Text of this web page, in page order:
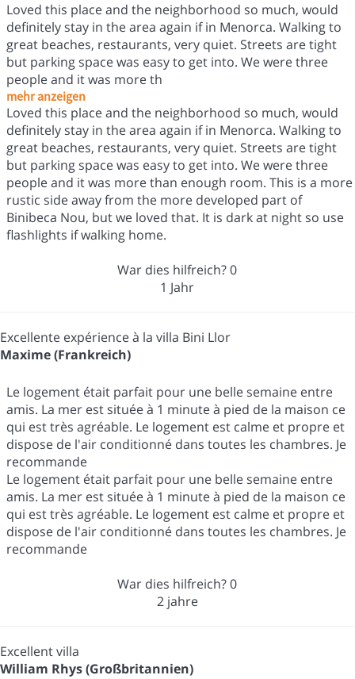
Loved this place and the neighborhood so much, would
definitely stay in the area again if in Menorca. Walking to
great beaches, restaurants, very quiet. Streets are tight
but parking space was easy to get into. We were three
people and it was more th
mehr anzeigen
Loved this place and the neighborhood so much, would
definitely stay in the area again if in Menorca. Walking to
great beaches, restaurants, very quiet. Streets are tight
but parking space was easy to get into. We were three
people and it was more than enough room. This is a more
rustic side away from the more developed part of
Binibeca Nou, but we loved that. It is dark at night so use
flashlights if walking home.
War dies hilfreich?0
1 Jahr
Excellente expérience à la villa Bini Llor
Maxime (Frankreich)
Le logement était parfait pour une belle semaine entre
amis. La mer est située à 1 minute à pied de la maison ce
qui est très agréable. Le logement est calme et propre et
dispose de l'air conditionné dans toutes les chambres. Je
recommande
Le logement était parfait pour une belle semaine entre
amis. La mer est située à 1 minute à pied de la maison ce
qui est très agréable. Le logement est calme et propre et
dispose de l'air conditionné dans toutes les chambres. Je
recommande
War dies hilfreich?0
2 jahre
Excellent villa
William Rhys (Großbritannien)